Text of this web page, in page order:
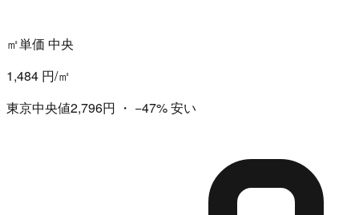
㎡単価 中央
1,484 円/㎡
東京中央値2,796円 ・ −47%安い